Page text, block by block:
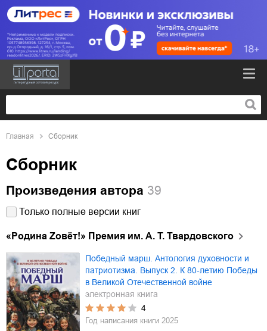
Главная Сборник
Сборник
Произведения автора 39
Только полные версии книг
«Родина Zовёт!» Премия им. А. Т. Твардовского
Победный марш. Антология духовности и
патриотизма. Выпуск 2. К 80-летию Победы
в Великой Отечественной войне
электронная книга
4
Год написания книги 2025